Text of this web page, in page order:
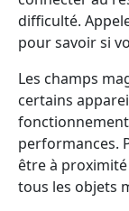
difficulté.
pour savoir si
Les champs
certains
fonctionnement
performances.
être à
tous les objets